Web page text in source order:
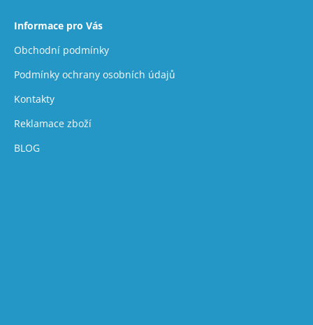
Informace pro Vás
Obchodní podmínky
Podmínky ochrany osobních údajů
Kontakty
Reklamace zboží
BLOG